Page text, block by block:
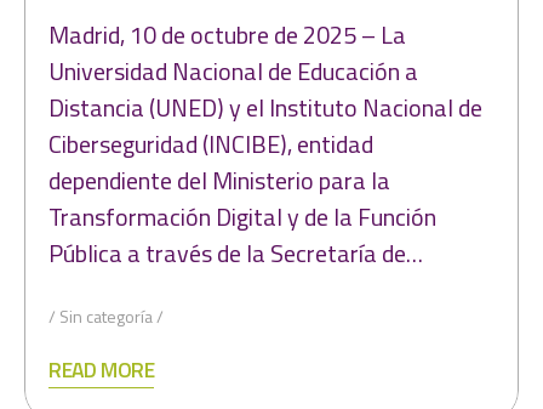
Madrid, 10 de octubre de 2025 – La
Universidad Nacional de Educación a
Distancia (UNED) y el Instituto Nacional de
Ciberseguridad (INCIBE), entidad
dependiente del Ministerio para la
Transformación Digital y de la Función
Pública a través de la Secretaría de…
Sin categoría
READ MORE